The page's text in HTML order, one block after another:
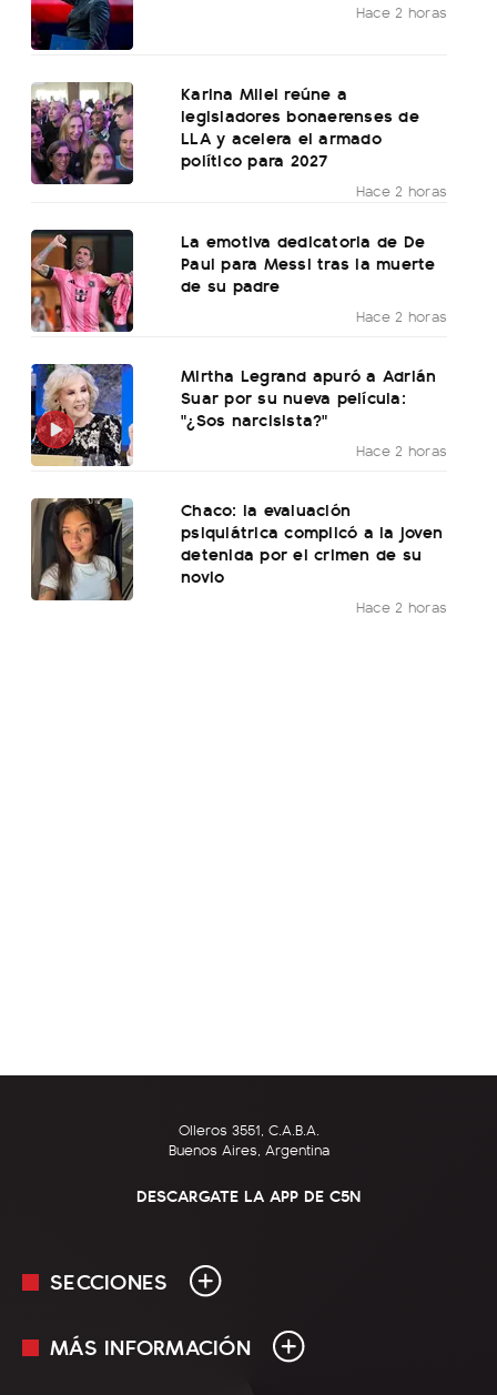
Hace 2 horas
Karina Milei reúne a
legisladores bonaerenses de
LLA y acelera el armado
político para 2027
Hace 2 horas
La emotiva dedicatoria de De
Paul para Messi tras la muerte
de su padre
Hace 2 horas
Mirtha Legrand apuró a Adrián
Suar por su nueva película:
"¿Sos narcisista?"
Hace 2 horas
Chaco: la evaluación
psiquiátrica complicó a la joven
detenida por el crimen de su
novio
Hace 2 horas
Olleros 3551, C.A.B.A.
Buenos Aires, Argentina
DESCARGATE LA APP DE C5N
SECCIONES
En Vivo
MÁS INFORMACIÓN